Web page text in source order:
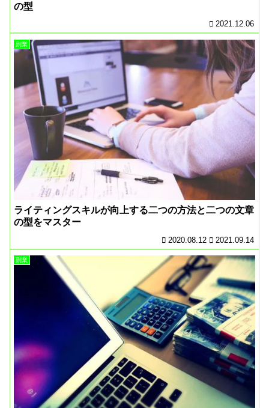
の型
2021.12.06
副業
ライティングスキルが向上する二つの方法と二つの文章
の型をマスター
2020.08.12 2021.09.14
副業